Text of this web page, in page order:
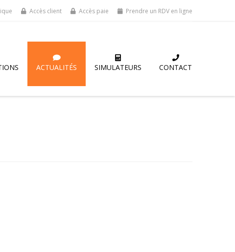
Accès client Accès paie Prendre un RDV en ligne
ACTUALITÉS SIMULATEURS CONTACT